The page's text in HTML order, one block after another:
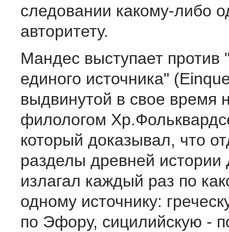
следовании какому-либо
авторитету.
Мандес выступает против
единого источника"
выдвинутой в свое время
филологом
который доказывал, что
разделы древней истории
излагал каждый раз по
одному источнику:
по Эфору, сицилийскую -